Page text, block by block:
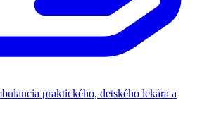
praktického, detského lekára a